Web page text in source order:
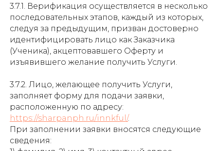
3.7.1. Верификация осуществляется в несколько
последовательных этапов, каждый из которых,
следуя за предыдущим, призван достоверно
идентифицировать лицо как Заказчика
(Ученика), акцептовавшего Оферту и
изъявившего желание получить Услуги.
3.7.2. Лицо, желающее получить Услуги,
заполняет форму для подачи заявки,
расположенную по адресу:
https://sharpanph.ru/innkful/.
При заполнении заявки вносятся следующие
сведения: